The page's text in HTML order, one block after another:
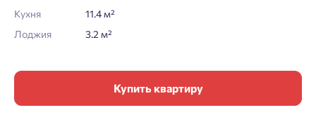
Кухня
11.4 м²
Лоджия
3.2 м²
Купить квартиру